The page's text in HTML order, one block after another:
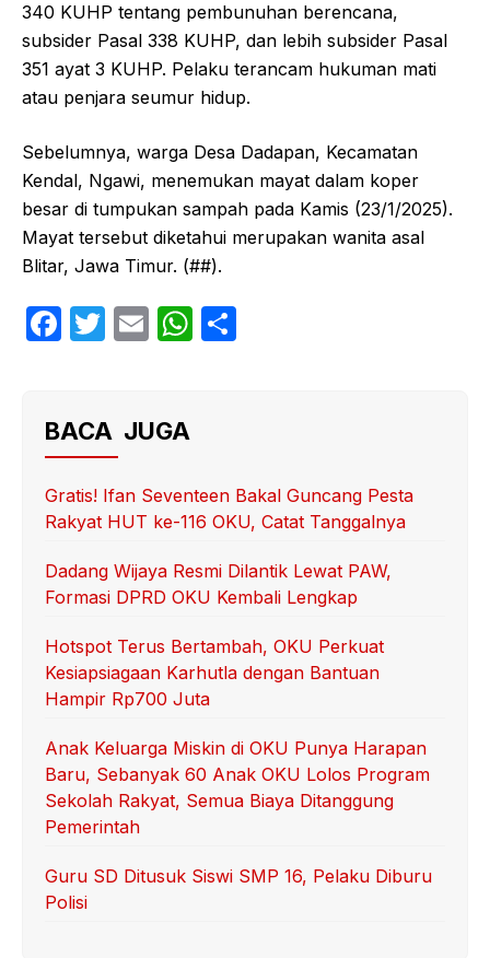
340 KUHP tentang pembunuhan berencana,
subsider Pasal 338 KUHP, dan lebih subsider Pasal
351 ayat 3 KUHP. Pelaku terancam hukuman mati
atau penjara seumur hidup.
Sebelumnya, warga Desa Dadapan, Kecamatan
Kendal, Ngawi, menemukan mayat dalam koper
besar di tumpukan sampah pada Kamis (23/1/2025).
Mayat tersebut diketahui merupakan wanita asal
Blitar, Jawa Timur. (##).
F
e
b
o
o
k
T
er
E
W
p
p
BACA JUGA
Gratis! Ifan Seventeen Bakal Guncang Pesta
Rakyat HUT ke-116 OKU, Catat Tanggalnya
Dadang Wijaya Resmi Dilantik Lewat PAW,
Formasi DPRD OKU Kembali Lengkap
Hotspot Terus Bertambah, OKU Perkuat
Kesiapsiagaan Karhutla dengan Bantuan
Hampir Rp700 Juta
Anak Keluarga Miskin di OKU Punya Harapan
Baru, Sebanyak 60 Anak OKU Lolos Program
Sekolah Rakyat, Semua Biaya Ditanggung
Pemerintah
Guru SD Ditusuk Siswi SMP 16, Pelaku Diburu
Polisi